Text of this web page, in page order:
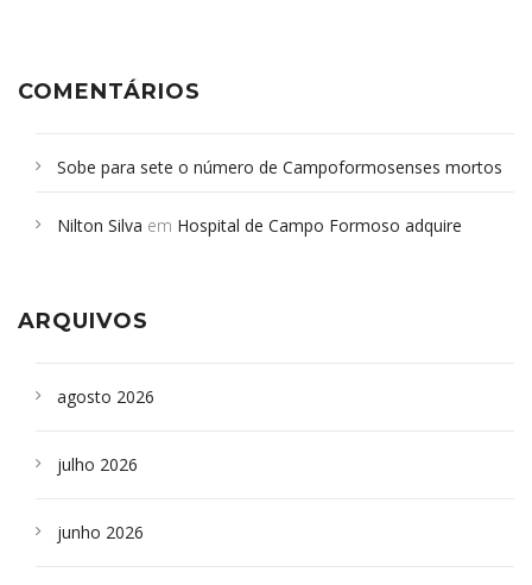
COMENTÁRIOS
Sobe para sete o número de Campoformosenses mortos
Campoformosenses que morreram em desabamentos são
Nilton Silva em Hospital de Campo Formoso adquire
ARQUIVOS
agosto 2026
julho 2026
junho 2026